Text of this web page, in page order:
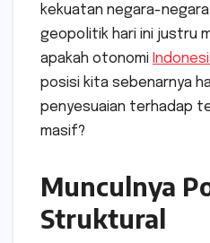
kekuatan negara-
geopolitik hari ini justru
apakah otonomi
posisi kita sebenarnya
penyesuaian terhadap
masif?
Munculnya
Struktural